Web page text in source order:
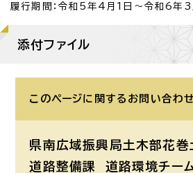
履行期間：令和5年4月1日～令和6年3
添付ファイル
このページに関する お問い合わせ
県南広域振興局土木部花
道路整備課
道路環境チー